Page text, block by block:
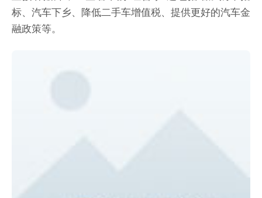
标、汽车下乡、降低二手车增值税、提供更好的汽车金
融政策等。